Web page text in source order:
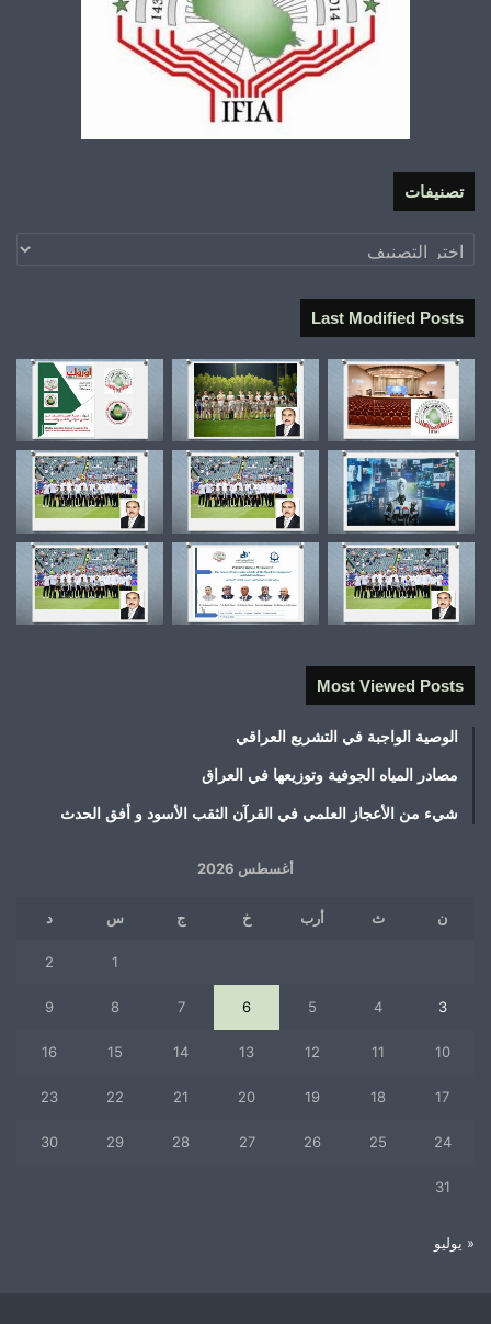
تصنيفات
تصنيفات
Last Modified Posts
Most Viewed Posts
الوصية الواجبة في التشريع العراقي
مصادر المياه الجوفية وتوزيعها في العراق
شيء من الأعجاز العلمي في القرآن الثقب الأسود و أفق الحدث
أغسطس 2026
ن ث أرب خ ج س د
1
2
3
4
5
6
7
8
9
10
11
12
13
14
15
16
17
18
19
20
21
22
23
24
25
26
27
28
29
30
31
« يوليو